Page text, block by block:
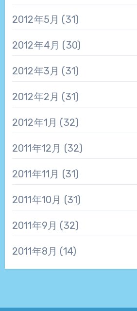
2012年5月 (31)
2012年4月 (30)
2012年3月 (31)
2012年2月 (31)
2012年1月 (32)
2011年12月 (32)
2011年11月 (31)
2011年10月 (31)
2011年9月 (32)
2011年8月 (14)